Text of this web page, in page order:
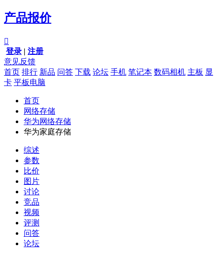
产品报价

登录 | 注册
意见反馈
首页 排行 新品 问答 下载 论坛 手机 笔记本 数码相机 主板 显
卡 平板电脑
首页
网络存储
华为网络存储
华为家庭存储
综述
参数
比价
图片
讨论
竞品
视频
评测
问答
论坛